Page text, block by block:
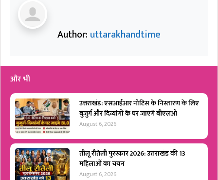
Author:uttarakhandtime
और भी
उत्तराखंड: एसआईआर नोटिस के निस्तारण के लिए
बुजुर्ग और दिव्यांगों के घर जाएंगे बीएलओ
August 6, 2026
तीलू रौतेली पुरस्कार 2026: उत्तराखंड की 13
महिलाओं का चयन
August 6, 2026